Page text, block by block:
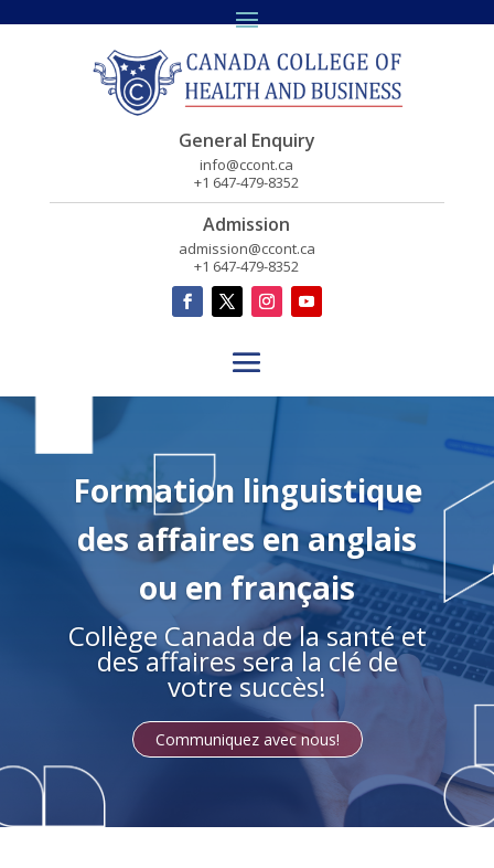
General Enquiry
info@ccont.ca
+1 647-479-8352
Admission
admission@ccont.ca
+1 647-479-8352
Formation linguistique
des affaires en anglais
ou en français
Collège Canada de la santé et
des affaires sera la clé de
votre succès!
Communiquez avec nous!